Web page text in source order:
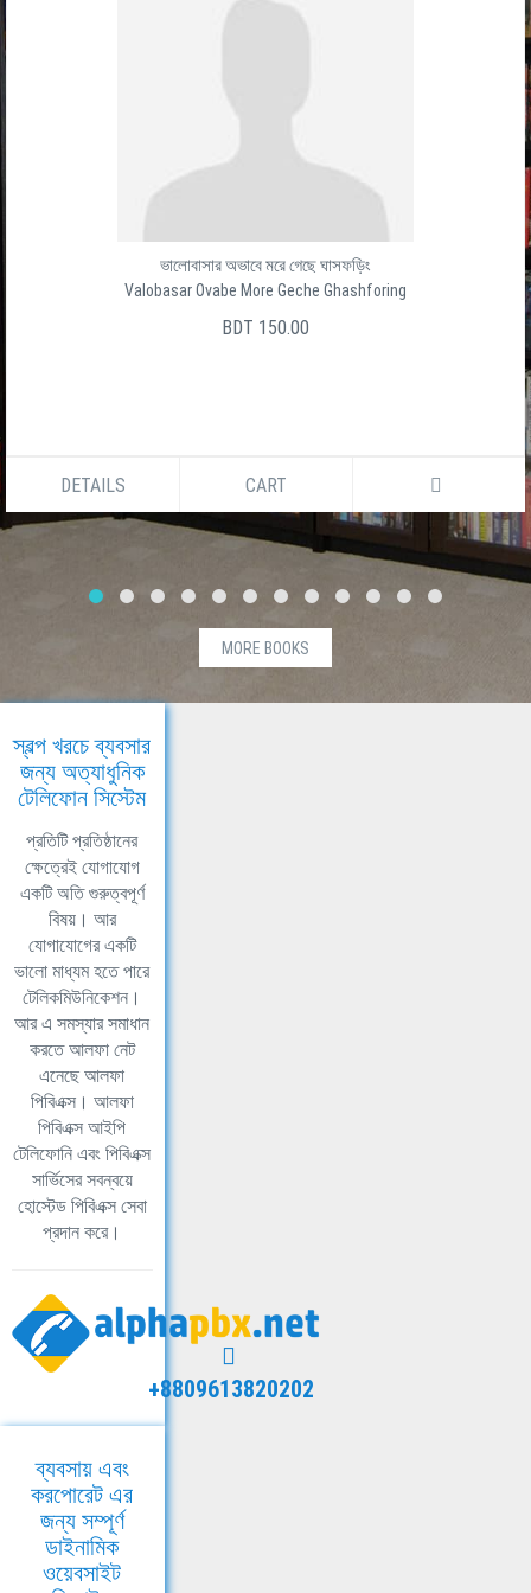
ভালোবাসার অভাবে মরে গেছে ঘাসফড়িং
Valobasar Ovabe More Geche Ghashforing
BDT 150.00
DETAILS CART
MORE BOOKS
স্বল্প খরচে ব্যবসার
জন্য অত্যাধুনিক
টেলিফোন সিস্টেম
প্রতিটি প্রতিষ্ঠানের
ক্ষেত্রেই যোগাযোগ
একটি অতি গুরুত্বপূর্ণ
বিষয়। আর
যোগাযোগের একটি
ভালো মাধ্যম হতে পারে
টেলিকমিউনিকেশন।
আর এ সমস্যার সমাধান
করতে আলফা নেট
এনেছে আলফা
পিবিএক্স। আলফা
পিবিএক্স আইপি
টেলিফোনি এবং পিবিএক্স
সার্ভিসের সবন্বয়ে
হোস্টেড পিবিএক্স সেবা
প্রদান করে।
+8809613820202
ব্যবসায় এবং
করপোরেট এর
জন্য সম্পূর্ণ
ডাইনামিক
ওয়েবসাইট